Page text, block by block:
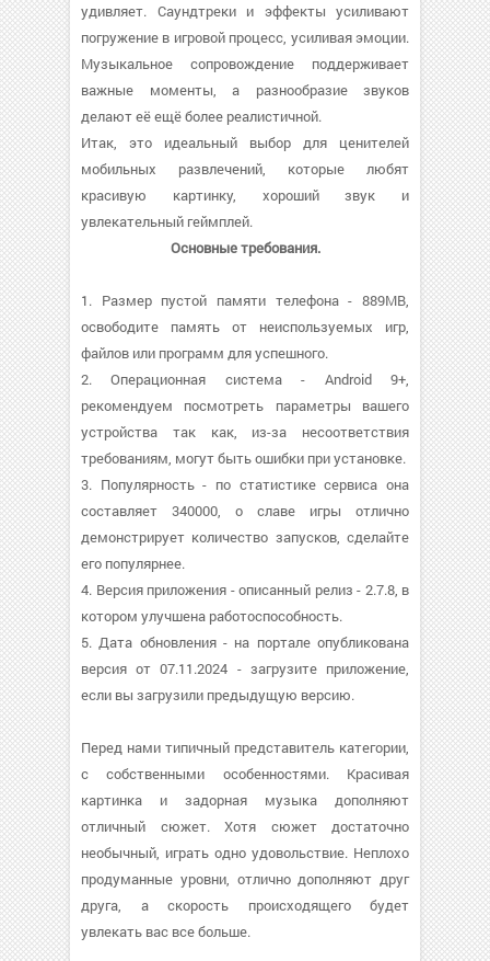
удивляет. Саундтреки и эффекты усиливают
погружение в игровой процесс, усиливая эмоции.
Музыкальное сопровождение поддерживает
важные моменты, а разнообразие звуков
делают её ещё более реалистичной.
Итак, это идеальный выбор для ценителей
мобильных развлечений, которые любят
красивую картинку, хороший звук и
увлекательный геймплей.
Основные требования.
1. Размер пустой памяти телефона - 889MB,
освободите память от неиспользуемых игр,
файлов или программ для успешного.
2. Операционная система - Android 9+,
рекомендуем посмотреть параметры вашего
устройства так как, из-за несоответствия
требованиям, могут быть ошибки при установке.
3. Популярность - по статистике сервиса она
составляет 340000, о cлаве игры отлично
демонстрирует количество запусков, сделайте
его популярнее.
4. Версия приложения - описанный релиз - 2.7.8, в
котором улучшена работоспособность.
5. Дата обновления - на портале опубликована
версия от 07.11.2024 - загрузите приложение,
если вы загрузили предыдущую версию.
Перед нами типичный представитель категории,
с собственными особенностями. Красивая
картинка и задорная музыка дополняют
отличный сюжет. Хотя сюжет достаточно
необычный, играть одно удовольствие. Неплохо
продуманные уровни, отлично дополняют друг
друга, а скорость происходящего будет
увлекать вас все больше.